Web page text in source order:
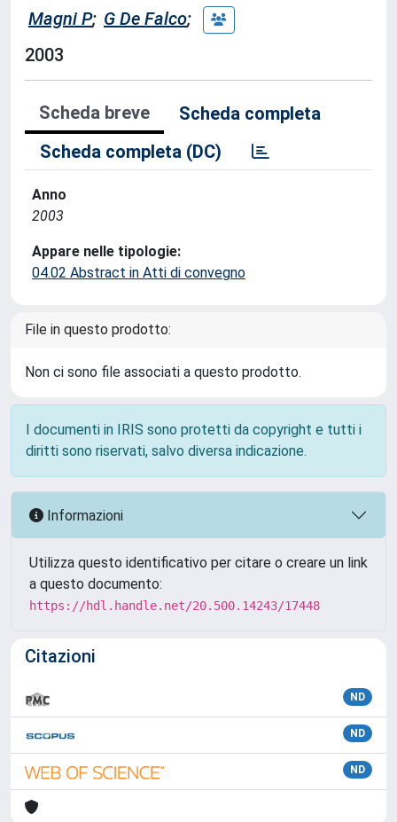
Magni P; G De Falco;
2003
Scheda breve
Scheda completa
Scheda completa (DC)
Anno
2003
Appare nelle tipologie:
04.02 Abstract in Atti di convegno
File in questo prodotto:
Non ci sono file associati a questo prodotto.
I documenti in IRIS sono protetti da copyright e tutti i
diritti sono riservati, salvo diversa indicazione.
Informazioni
Utilizza questo identificativo per citare o creare un link
a questo documento:
https://hdl.handle.net/20.500.14243/17448
Citazioni
ND
ND
ND